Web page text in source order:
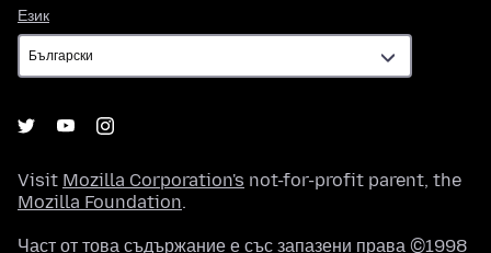
Език
Visit Mozilla Corporation's not-for-profit parent, the
Mozilla Foundation.
Част от това съдържание е със запазени права ©1998